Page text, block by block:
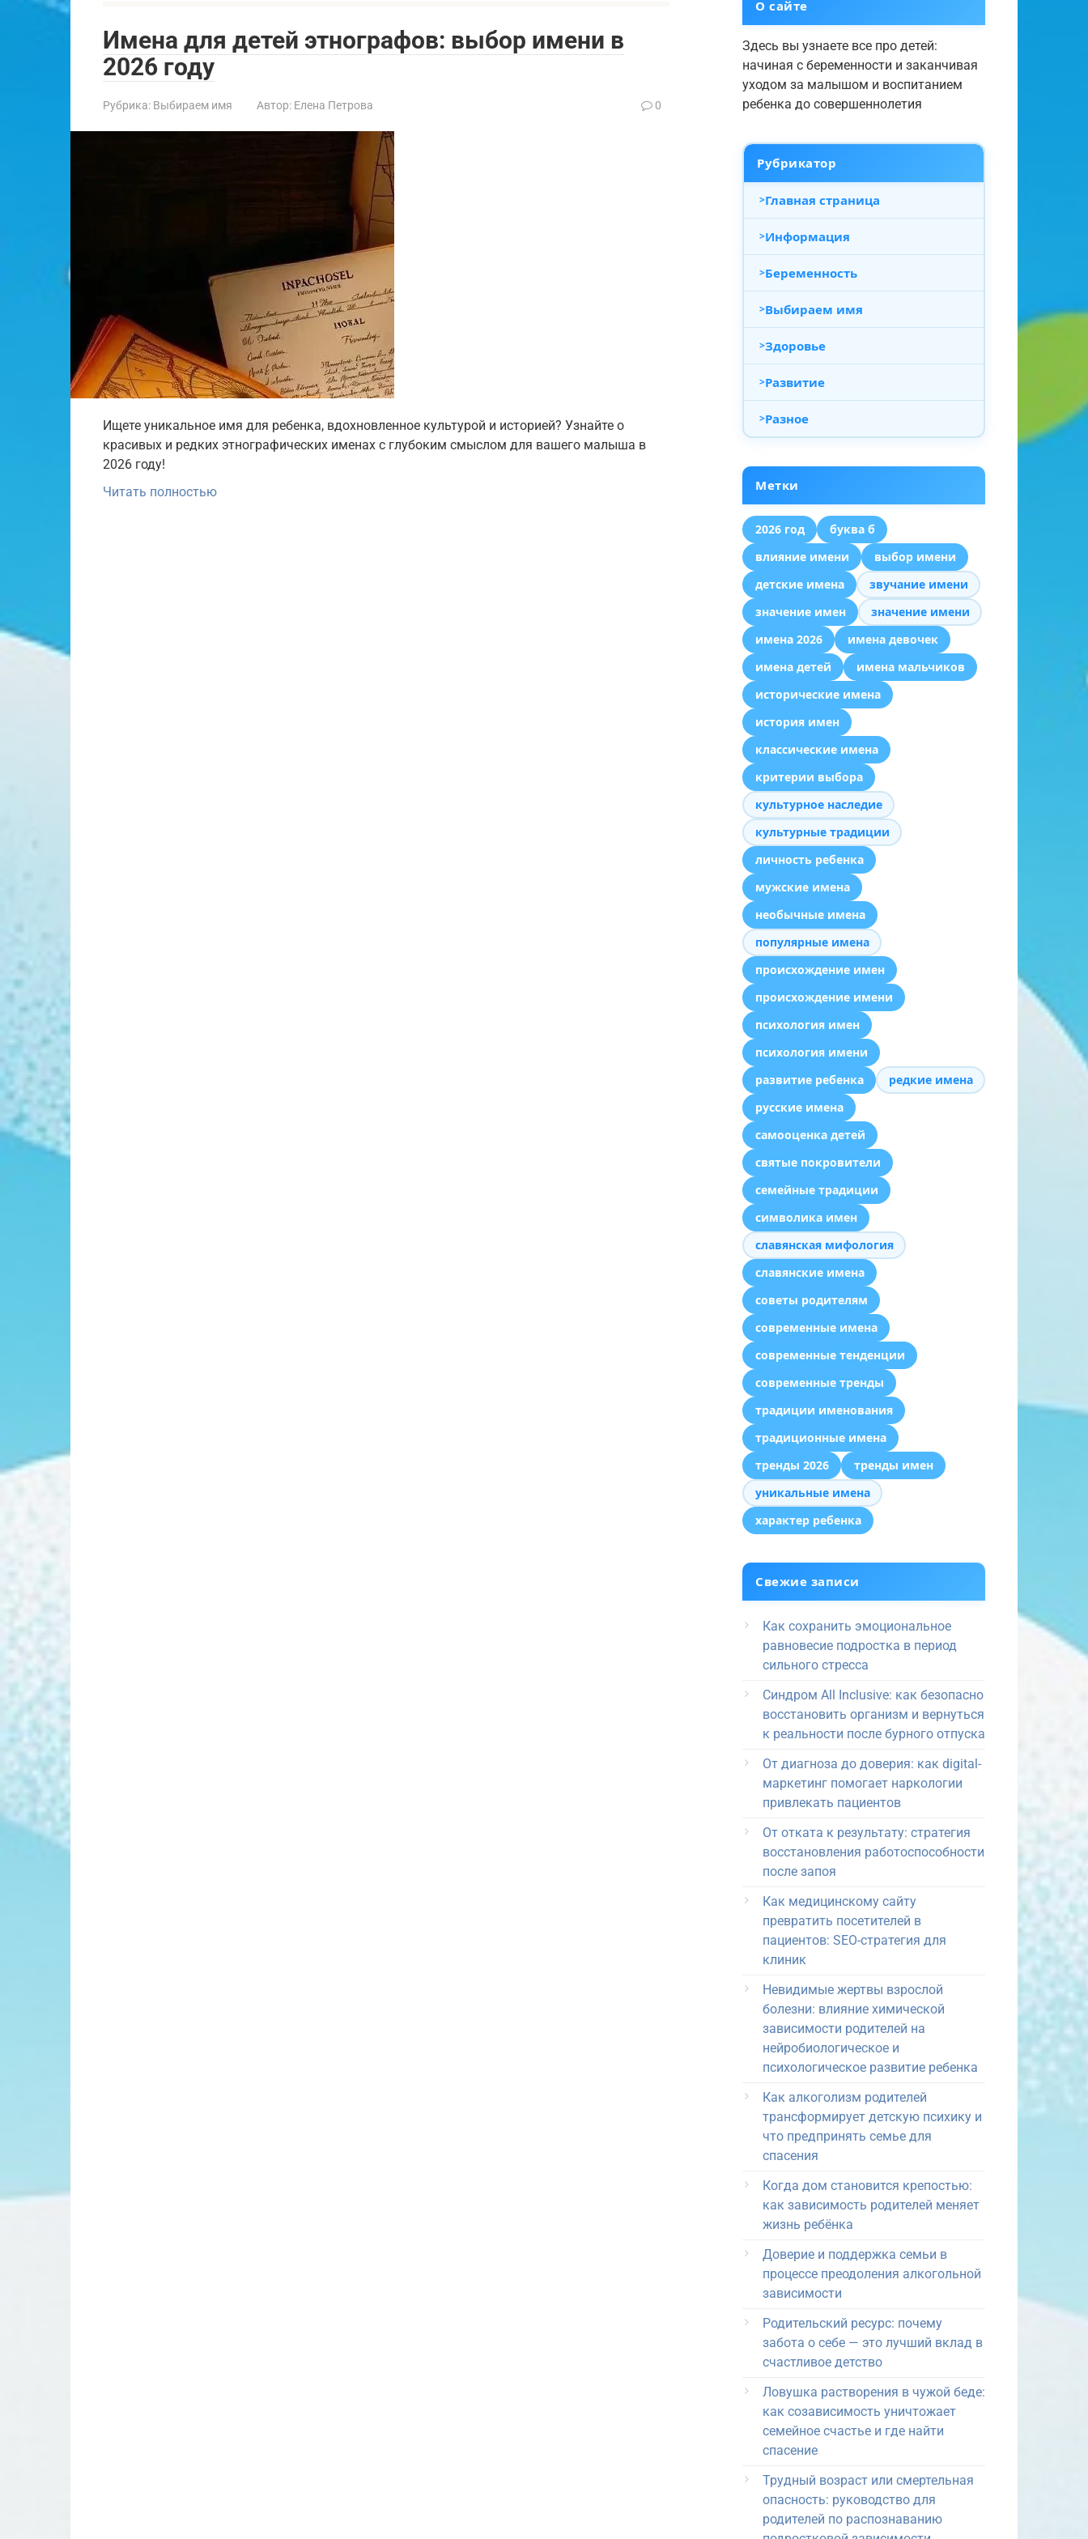
Имена для детей этнографов: выбор имени в
2026 году
Рубрика: Выбираем имя Автор: Елена Петрова 0
Ищете уникальное имя для ребенка, вдохновленное культурой и историей? Узнайте о
красивых и редких этнографических именах с глубоким смыслом для вашего малыша в
2026 году!
Читать полностью
О сайте
Здесь вы узнаете все про детей:
начиная с беременности и заканчивая
уходом за малышом и воспитанием
ребенка до совершеннолетия
Рубрикатор
Главная страница
Информация
Беременность
Выбираем имя
Здоровье
Развитие
Разное
Метки
2026 год
буква б
влияние имени
выбор имени
детские имена
звучание имени
значение имен
значение имени
имена 2026
имена девочек
имена детей
имена мальчиков
исторические имена
история имен
классические имена
критерии выбора
культурное наследие
культурные традиции
личность ребенка
мужские имена
необычные имена
популярные имена
происхождение имен
происхождение имени
психология имен
психология имени
развитие ребенка
редкие имена
русские имена
самооценка детей
святые покровители
семейные традиции
символика имен
славянская мифология
славянские имена
советы родителям
современные имена
современные тенденции
современные тренды
традиции именования
традиционные имена
тренды 2026
тренды имен
уникальные имена
характер ребенка
Свежие записи
Как сохранить эмоциональное
равновесие подростка в период
сильного стресса
Синдром All Inclusive: как безопасно
восстановить организм и вернуться
к реальности после бурного отпуска
От диагноза до доверия: как digital-
маркетинг помогает наркологии
привлекать пациентов
От отката к результату: стратегия
восстановления работоспособности
после запоя
Как медицинскому сайту
превратить посетителей в
пациентов: SEO-стратегия для
клиник
Невидимые жертвы взрослой
болезни: влияние химической
зависимости родителей на
нейробиологическое и
психологическое развитие ребенка
Как алкоголизм родителей
трансформирует детскую психику и
что предпринять семье для
спасения
Когда дом становится крепостью:
как зависимость родителей меняет
жизнь ребёнка
Доверие и поддержка семьи в
процессе преодоления алкогольной
зависимости
Родительский ресурс: почему
забота о себе — это лучший вклад в
счастливое детство
Ловушка растворения в чужой беде:
как созависимость уничтожает
семейное счастье и где найти
спасение
Трудный возраст или смертельная
опасность: руководство для
родителей по распознаванию